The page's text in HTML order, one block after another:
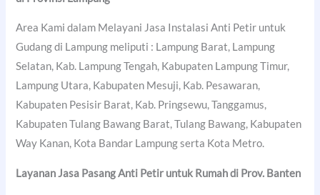
Area Kami dalam Melayani Jasa Instalasi Anti Petir untuk
Gudang di Lampung meliputi : Lampung Barat, Lampung
Selatan, Kab. Lampung Tengah, Kabupaten Lampung Timur,
Lampung Utara, Kabupaten Mesuji, Kab. Pesawaran,
Kabupaten Pesisir Barat, Kab. Pringsewu, Tanggamus,
Kabupaten Tulang Bawang Barat, Tulang Bawang, Kabupaten
Way Kanan, Kota Bandar Lampung serta Kota Metro.
Layanan Jasa Pasang Anti Petir untuk Rumah di Prov. Banten